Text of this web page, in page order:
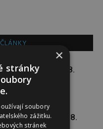
3. 8. – 9. 8.
27. 7. – 2. 8.
×
stránky
soubory
zážitku.
stránek